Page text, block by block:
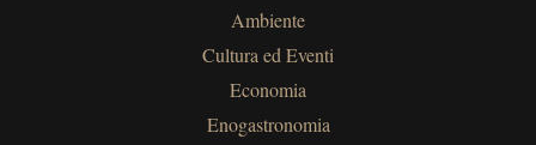
Ambiente
Cultura ed Eventi
Economia
Enogastronomia